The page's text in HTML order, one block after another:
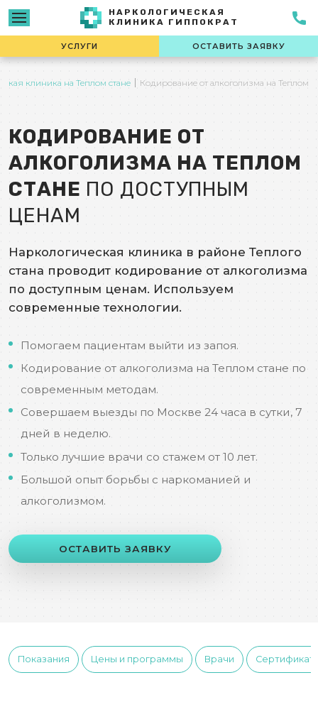
НАРКОЛОГИЧЕСКАЯ
КЛИНИКА ГИППОКРАТ
УСЛУГИ ОСТАВИТЬ ЗАЯВКУ
клиника на Теплом стане Кодирование от алкоголизма на Теплом
КОДИРОВАНИЕ ОТ
АЛКОГОЛИЗМА НА ТЕПЛОМ
СТАНЕ ПО ДОСТУПНЫМ
ЦЕНАМ
Наркологическая клиника в районе Теплого
стана проводит кодирование от алкоголизма
по доступным ценам. Используем
современные технологии.
Помогаем пациентам выйти из запоя.
Кодирование от алкоголизма на Теплом стане по
современным методам.
Совершаем выезды по Москве 24 часа в сутки, 7
дней в неделю.
Только лучшие врачи со стажем от 10 лет.
Большой опыт борьбы с наркоманией и
алкоголизмом.
ОСТАВИТЬ ЗАЯВКУ
Показания Цены и программы Врачи